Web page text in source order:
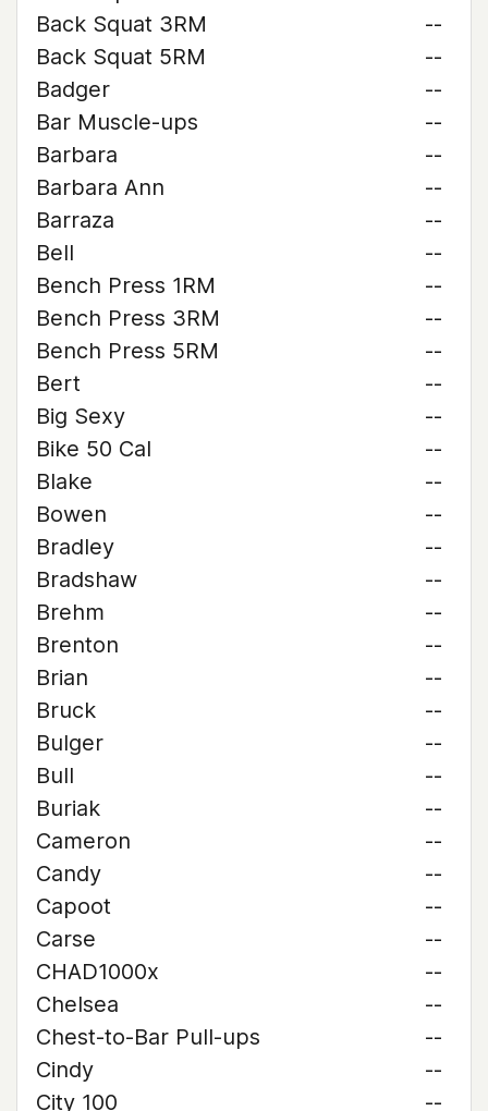
Back Squat 3RM
--
Back Squat 5RM
--
Badger
--
Bar Muscle-ups
--
Barbara
--
Barbara Ann
--
Barraza
--
Bell
--
Bench Press 1RM
--
Bench Press 3RM
--
Bench Press 5RM
--
Bert
--
Big Sexy
--
Bike 50 Cal
--
Blake
--
Bowen
--
Bradley
--
Bradshaw
--
Brehm
--
Brenton
--
Brian
--
Bruck
--
Bulger
--
Bull
--
Buriak
--
Cameron
--
Candy
--
Capoot
--
Carse
--
CHAD1000x
--
Chelsea
--
Chest-to-Bar Pull-ups
--
Cindy
--
City 100
--